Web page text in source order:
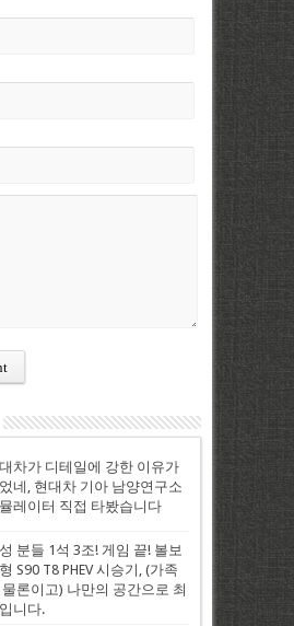
차가 디테일에 강한 이유가
네, 현대차 기아 남양연구소
레이터 직접 타봤습니다
분들 1석 3조! 게임 끝! 볼보
S90 T8 PHEV 시승기, (가족
물론이고) 나만의 공간으로 최
니다.